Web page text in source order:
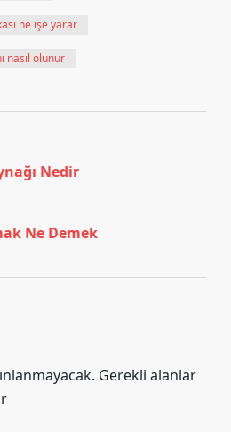
ne işe yarar
nasıl olunur
Nedir
Ne Demek
Gerekli alanlar